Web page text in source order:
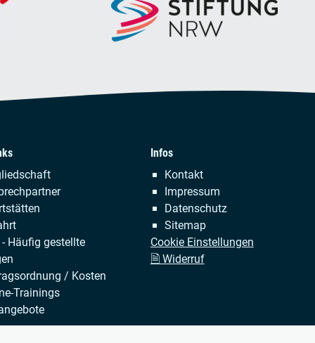
- Häufig gestellte
/ Kosten
Trainings
Infos
Navigation
überspringen
Kontakt
Impressum
Datenschutz
Sitemap
Cookie Einstellungen
🗎 Widerruf